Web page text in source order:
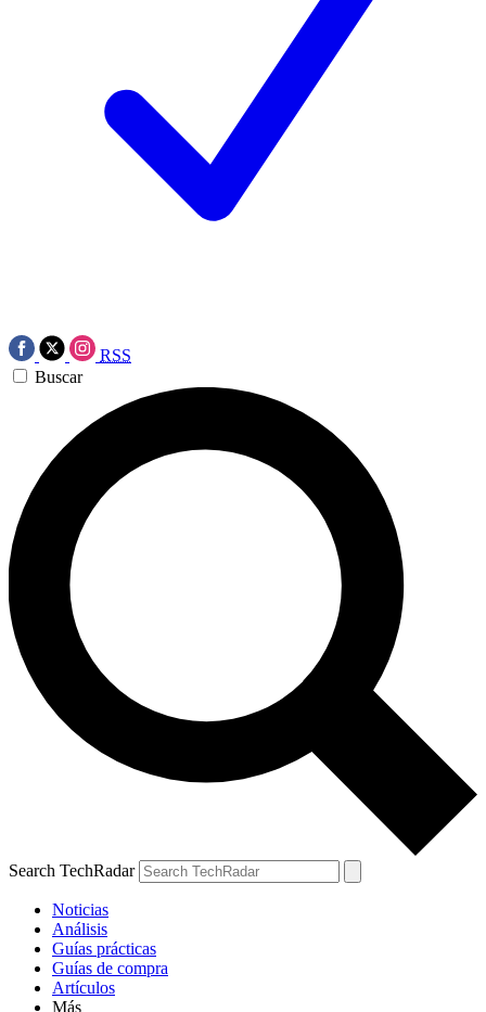
RSS
Buscar
Search TechRadar
Noticias
Análisis
Guías prácticas
Guías de compra
Artículos
Más